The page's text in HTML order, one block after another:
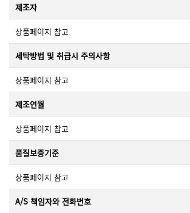
제조자
상품페이지 참고
세탁방법 및 취급시 주의사항
상품페이지 참고
제조연월
상품페이지 참고
품질보증기준
상품페이지 참고
A/S 책임자와 전화번호